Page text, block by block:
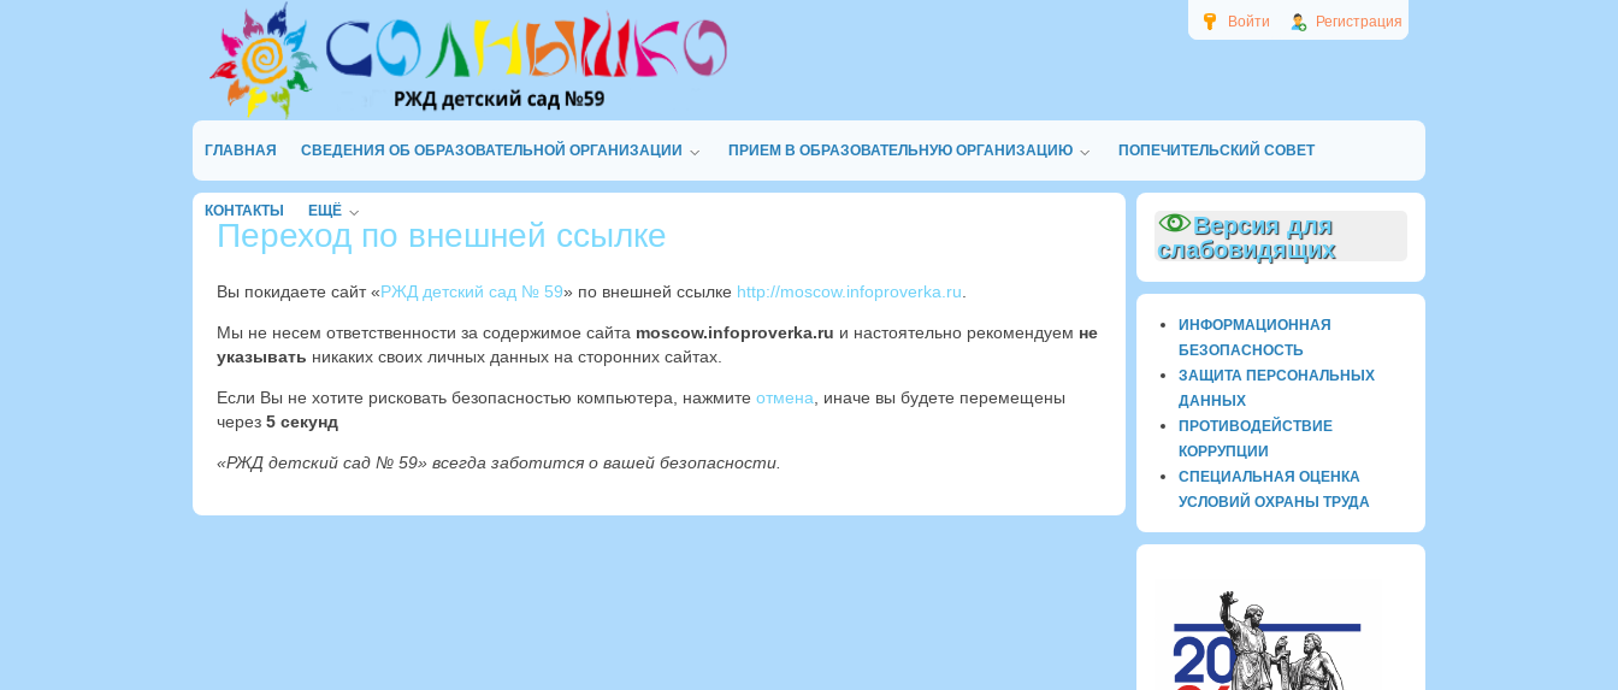
Войти Регистрация
ГЛАВНАЯ СВЕДЕНИЯ ОБ ОБРАЗОВАТЕЛЬНОЙ ОРГАНИЗАЦИИ ПРИЕМ В ОБРАЗОВАТЕЛЬНУЮ ОРГАНИЗАЦИЮ ПОПЕЧИТЕЛЬСКИЙ СОВЕТ
КОНТАКТЫ ЕЩЁ
Переход по внешней ссылке
Вы покидаете сайт «РЖД детский сад № 59» по внешней ссылке http://moscow.infoproverka.ru
Мы не несем ответственности за содержимое сайта moscow.infoproverka.ru и настоятельно рекомендуем не
указывать никаких своих личных данных на сторонних сайтах.
Если Вы не хотите рисковать безопасностью компьютера, нажмите отмена , иначе вы будете перемещены
через 4 секунд
«РЖД детский сад № 59» всегда заботится о вашей безопасности.
Версия для
слабовидящих
ИНФОРМАЦИОННАЯ
БЕЗОПАСНОСТЬ
ЗАЩИТА ПЕРСОНАЛЬНЫХ
ДАННЫХ
ПРОТИВОДЕЙСТВИЕ
КОРРУПЦИИ
СПЕЦИАЛЬНАЯ ОЦЕНКА
УСЛОВИЙ ОХРАНЫ ТРУДА